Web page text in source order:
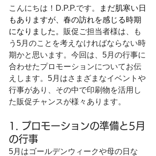
こんにちは！D.P.P.です。
まだ肌寒い日
もありますが、春の訪れを感じる時期
になりました。 販促ご担当者様は、も
う5月のことを考えなければならない時
期かと思います。今回は、5月の行事に
合わせたプロモーションについてお伝
えします。5月はさまざまなイベントや
行事があり、その中で印刷物を活用し
た販促チャンスが様々あります。
1. プロモーションの準備と5月
の行事
5月はゴールデンウィークや母の日な